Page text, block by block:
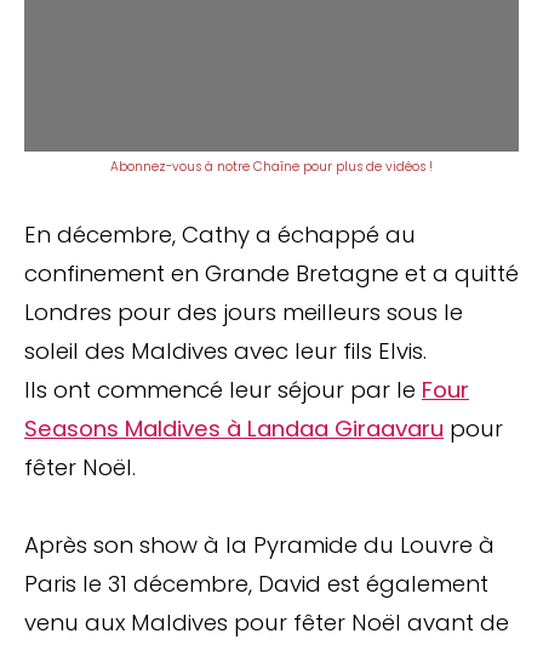
Abonnez-vous à notre Chaîne pour plus de vidéos !
En décembre, Cathy a échappé au
confinement en Grande Bretagne et a quitté
Londres pour des jours meilleurs sous le
soleil des Maldives avec leur fils Elvis.
Ils ont commencé leur séjour par le Four
Seasons Maldives à Landaa Giraavaru pour
fêter Noël.
Après son show à la Pyramide du Louvre à
Paris le 31 décembre, David est également
venu aux Maldives pour fêter Noël avant de